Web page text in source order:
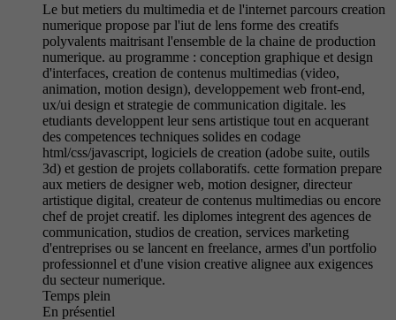
Le but metiers du multimedia et de l'internet parcours creation
numerique propose par l'iut de lens forme des creatifs
polyvalents maitrisant l'ensemble de la chaine de production
numerique. au programme : conception graphique et design
d'interfaces, creation de contenus multimedias (video,
animation, motion design), developpement web front-end,
ux/ui design et strategie de communication digitale. les
etudiants developpent leur sens artistique tout en acquerant
des competences techniques solides en codage
html/css/javascript, logiciels de creation (adobe suite, outils
3d) et gestion de projets collaboratifs. cette formation prepare
aux metiers de designer web, motion designer, directeur
artistique digital, createur de contenus multimedias ou encore
chef de projet creatif. les diplomes integrent des agences de
communication, studios de creation, services marketing
d'entreprises ou se lancent en freelance, armes d'un portfolio
professionnel et d'une vision creative alignee aux exigences
du secteur numerique.
Temps plein
En présentiel